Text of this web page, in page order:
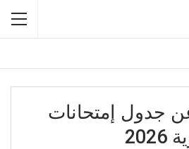
عن جدول إمتحانات